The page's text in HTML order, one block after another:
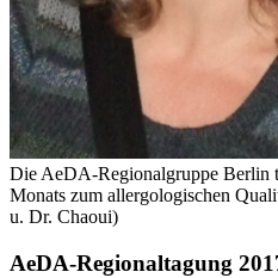
Die AeDA-Regionalgruppe Berlin
Monats zum allergologischen
u. Dr. Chaoui)
AeDA-Regionaltagung